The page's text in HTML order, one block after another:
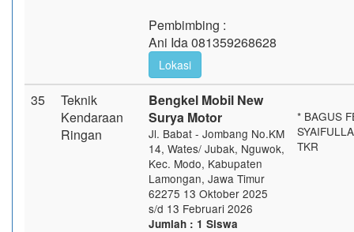
Pembimbing :
Ani Ida 081359268628
Lokasi
35
Teknik
Kendaraan
Ringan
Bengkel Mobil New
Surya Motor
Jl. Babat - Jombang No.KM
14, Wates/ Jubak, Nguwok,
Kec. Modo, Kabupaten
Lamongan, Jawa Timur
62275 13 Oktober 2025
s/d 13 Februari 2026
Jumlah : 1 Siswa
* BAGUS
TKR